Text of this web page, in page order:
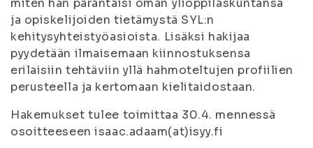
miten hän parantaisi oman ylioppilaskuntansa
ja opiskelijoiden tietämystä SYL:n
kehitysyhteistyöasioista. Lisäksi hakijaa
pyydetään ilmaisemaan kiinnostuksensa
erilaisiin tehtäviin yllä hahmoteltujen profiilien
perusteella ja kertomaan kielitaidostaan.
Hakemukset tulee toimittaa 30.4. mennessä
osoitteeseen isaac.adaam(at)isyy.fi